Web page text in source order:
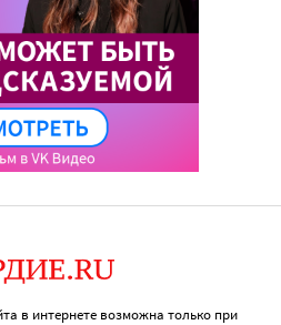
в интернете возможна только при